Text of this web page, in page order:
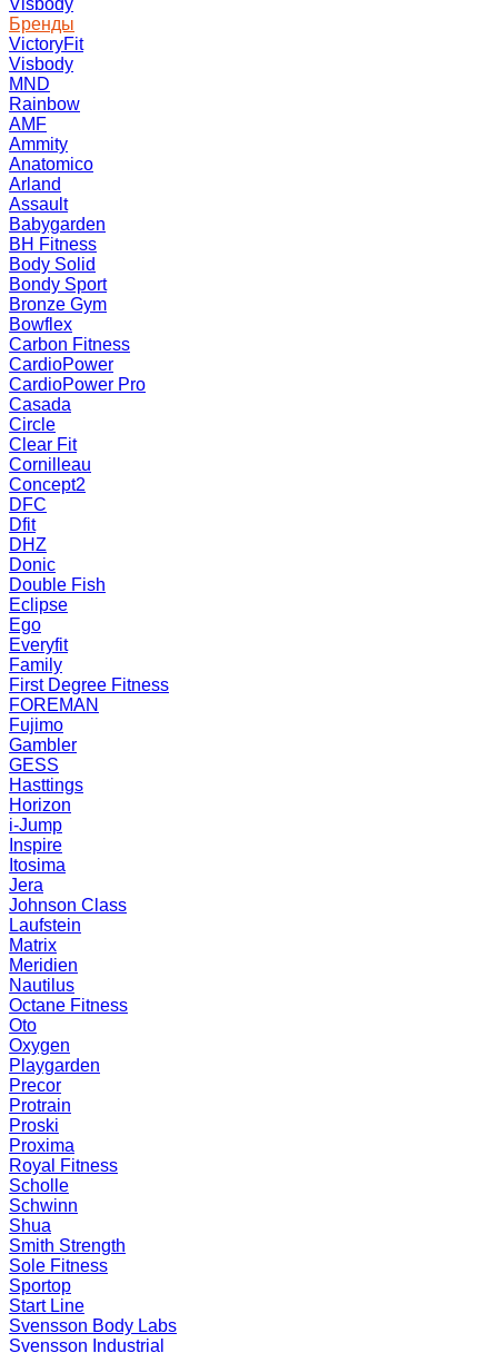
Visbody
Бренды
VictoryFit
Visbody
MND
Rainbow
AMF
Ammity
Anatomico
Arland
Assault
Babygarden
BH Fitness
Body Solid
Bondy Sport
Bronze Gym
Bowflex
Carbon Fitness
CardioPower
CardioPower Pro
Casada
Circle
Clear Fit
Cornilleau
Concept2
DFC
Dfit
DHZ
Donic
Double Fish
Eclipse
Ego
Everyfit
Family
First Degree Fitness
FOREMAN
Fujimo
Gambler
GESS
Hasttings
Horizon
i-Jump
Inspire
Itosima
Jera
Johnson Class
Laufstein
Matrix
Meridien
Nautilus
Octane Fitness
Oto
Oxygen
Playgarden
Precor
Protrain
Proski
Proxima
Royal Fitness
Scholle
Schwinn
Shua
Smith Strength
Sole Fitness
Sportop
Start Line
Svensson Body Labs
Svensson Industrial